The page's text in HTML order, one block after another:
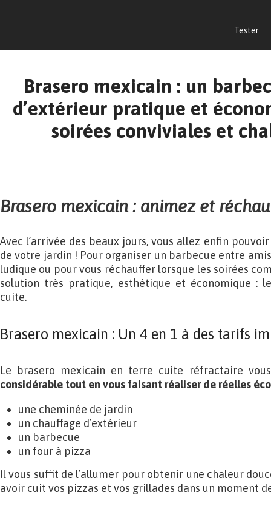
Tester
Brasero mexicain : un
d’extérieur pratique et
soirées conviviales et
Brasero mexicain : animez et
Avec l’arrivée des beaux jours, vous allez enfin
de votre jardin ! Pour organiser un barbecue entre
ludique ou pour vous réchauffer lorsque les soirées
solution très pratique, esthétique et économique :
cuite.
Brasero mexicain : Un 4 en 1 à des tarifs
Le brasero mexicain en terre cuite réfractaire
considérable tout en vous faisant réaliser de réelles
une cheminée de jardin
un chauffage d’extérieur
un barbecue
un four à pizza
Il vous suffit de l’allumer pour obtenir une chaleur
avoir cuit vos pizzas et vos grillades dans un moment